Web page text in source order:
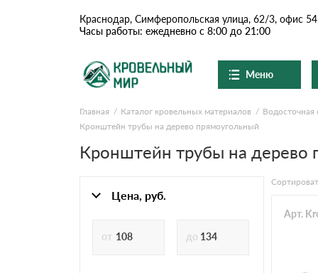
Краснодар, Симферопольская улица, 62/3, офис 54
Часы работы: ежедневно с 8:00 до 21:00
Меню
О компании
Доставка и оплата
Вопросы-ответы
Акции
Ондулин и шифер
Цементно-песчаная
Доборные элементы
Главная Каталог кровельных материалов
Водосточная
Кронштейн трубы на дерево прямоугольный
Кронштейн трубы на дерево
Цена, руб.
Арт.